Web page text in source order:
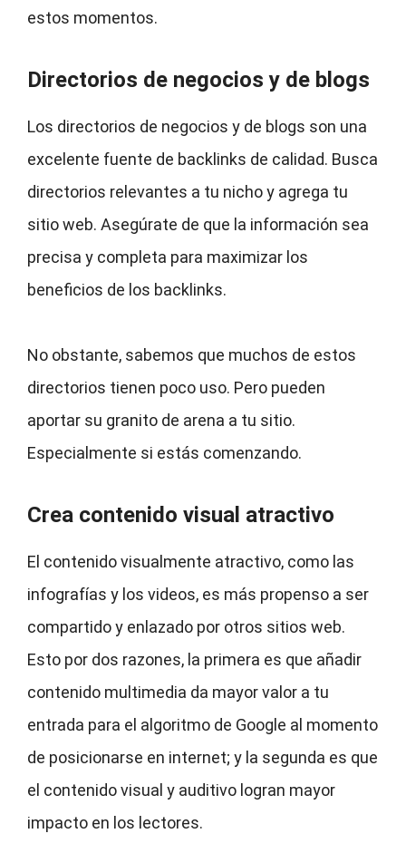
estos momentos.
Directorios de negocios y de blogs
Los directorios de negocios y de blogs son una
excelente fuente de backlinks de calidad. Busca
directorios relevantes a tu nicho y agrega tu
sitio web. Asegúrate de que la información sea
precisa y completa para maximizar los
beneficios de los backlinks.
No obstante, sabemos que muchos de estos
directorios tienen poco uso. Pero pueden
aportar su granito de arena a tu sitio.
Especialmente si estás comenzando.
Crea contenido visual atractivo
El contenido visualmente atractivo, como las
infografías y los videos, es más propenso a ser
compartido y enlazado por otros sitios web.
Esto por dos razones, la primera es que añadir
contenido multimedia da mayor valor a tu
entrada para el algoritmo de Google al momento
de posicionarse en internet; y la segunda es que
el contenido visual y auditivo logran mayor
impacto en los lectores.